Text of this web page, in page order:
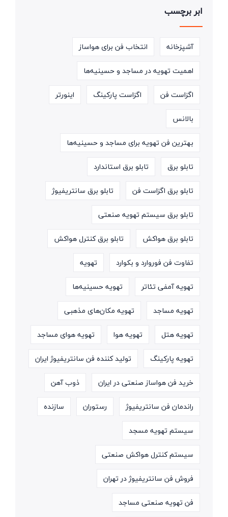
ابر برچسب
آشپزخانه
انتخاب فن برای هواساز
اهمیت تهویه در مساجد و حسینیه‌ها
اگزاست فن
اگزاست پارکینگ
اینورتر
بالانس
بهترین فن تهویه برای مساجد و حسینیه‌ها
تابلو برق
تابلو برق استاندارد
تابلو برق اگزاست فن
تابلو برق سانتریفیوژ
تابلو برق سیستم تهویه صنعتی
تابلو برق هواکش
تابلو برق کنترل هواکش
تفاوت فن فوروارد و بکوارد
تهویه
تهویه آمفی تئاتر
تهویه حسینیه‌ها
تهویه مساجد
تهویه مکان‌های مذهبی
تهویه هتل
تهویه هوا
تهویه هوای مساجد
تهویه پارکینگ
تولید کننده فن سانتریفیوژ ایران
خرید فن هواساز صنعتی در ایران
ذوب آهن
راندمان فن سانتریفیوژ
رستوران
سازنده
سیستم تهویه مسجد
سیستم کنترل هواکش صنعتی
فروش فن سانتریفیوژ در تهران
فن تهویه صنعتی مساجد